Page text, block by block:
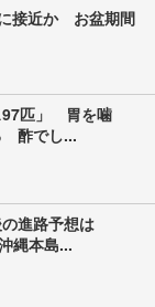
に接近か お盆期間
97匹」 胃を噛
酢でし...
の進路予想は
縄本島...